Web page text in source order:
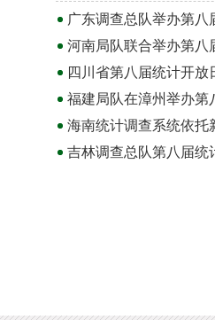
统计新动能 服务新常态 第八届中
广东调查总队举办第
河南局队联合举办第八
四川省第八届统计开放
福建局队在漳州举办第
海南统计调查系统依托
吉林调查总队第八届统